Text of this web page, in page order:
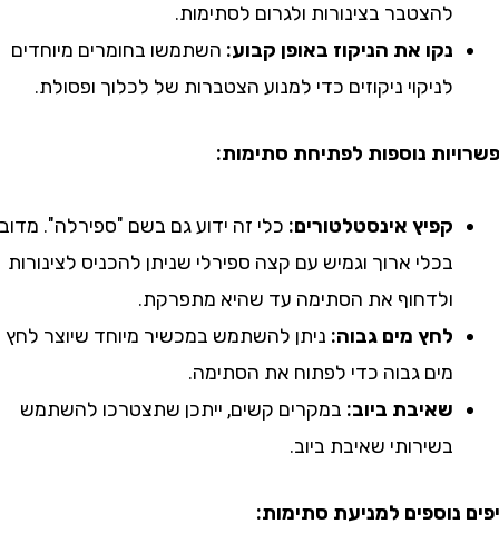
להצטבר בצינורות ולגרום לסתימות.
נקו את הניקוז באופן קבוע:השתמשו בחומרים מיוחדים
לניקוי ניקוזים כדי למנוע הצטברות של לכלוך ופסולת.
נוספות לפתיחת סתימות:
קפיץ אינסטלטורים:כלי זה ידוע גם בשם "ספירלה". מדובר
בכלי ארוך וגמיש עם קצה ספירלי שניתן להכניס לצינורות
ולדחוף את הסתימה עד שהיא מתפרקת.
לחץ מים גבוה:ניתן להשתמש במכשיר מיוחד שיוצר לחץ
מים גבוה כדי לפתוח את הסתימה.
שאיבת ביוב:במקרים קשים, ייתכן שתצטרכו להשתמש
בשירותי שאיבת ביוב.
למניעת סתימות: